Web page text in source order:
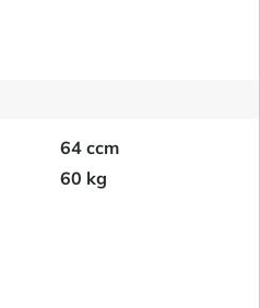
64 ccm
60 kg